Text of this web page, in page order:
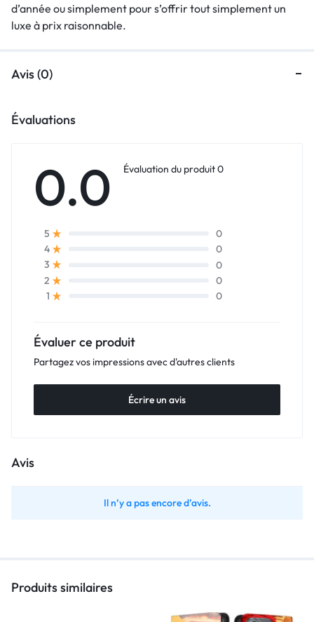
d’année ou simplement pour s’offrir tout simplement un
luxe à prix raisonnable.
Avis (0)
Évaluations
0.0 Évaluation du produit 0
5
0
4
0
3
0
2
0
1
0
Évaluer ce produit
Partagez vos impressions avec d'autres clients
Écrire un avis
Avis
Il n’y a pas encore d’avis.
Produits similaires